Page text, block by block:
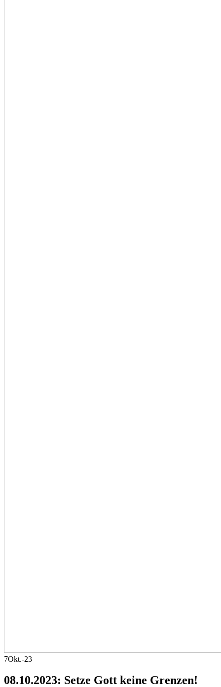
7Okt.-23
08.10.2023: Setze Gott keine Grenzen!